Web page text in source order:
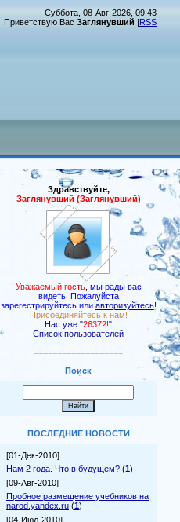
Суббота, 08-Авг-2026, 09:43
Приветствую Вас Заглянувший |RSS
Здравствуйте,
Заглянувший (Заглянувший)
Уважаемый гость, мы рады вас
видеть! Пожалуйста
зарегестрируйтесь или авторизуйтесь!
Присоединяйтесь к нам!
Нас уже "26372!"
Список пользователей
===================
Поиск
ПОСЛЕДНИЕ НОВОСТИ
[01-Дек-2010]
Нам 2 года. Что в будущем? (1)
[09-Авг-2010]
Пробное размещение учебников на
narod.yandex.ru (1)
[04-Июл-2010]